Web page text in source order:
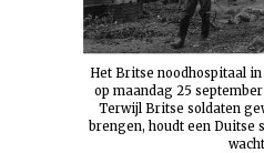
Het Britse noodhospitaal
op maandag 25
Terwijl Britse soldaten
brengen, houdt een Duitse